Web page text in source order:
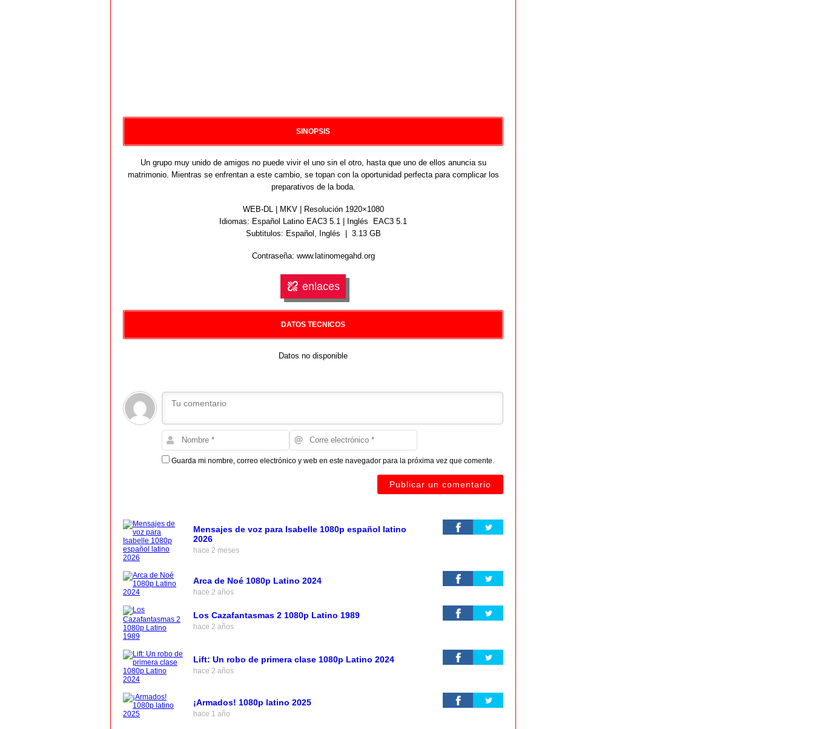
SINOPSIS
Un grupo muy unido de amigos no puede vivir el uno sin el otro, hasta que uno de ellos anuncia su
matrimonio. Mientras se enfrentan a este cambio, se topan con la oportunidad perfecta para complicar los
preparativos de la boda.
WEB-DL | MKV | Resolución 1920×1080
Idiomas: Español Latino EAC3 5.1 | Inglés EAC3 5.1
Subtitulos: Español,
Inglés | 3.13 GB
Contraseña: www.latinomegahd.org
enlaces
DATOS TECNICOS
Datos no disponible
Guarda mi nombre, correo electrónico y web en este navegador para la próxima vez que comente.
Mensajes de voz para Isabelle 1080p español latino
2026
hace 2 meses
Arca de Noé 1080p Latino 2024
hace 2 años
Los Cazafantasmas 2 1080p Latino 1989
hace 2 años
Lift: Un robo de primera clase 1080p Latino 2024
hace 2 años
¡Armados! 1080p latino 2025
hace 1 año